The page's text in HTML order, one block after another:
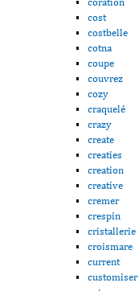
cost
costbelle
cotna
coupe
couvrez
cozy
craquelé
crazy
create
creaties
creation
creative
cremer
crespin
cristallerie
croismare
current
customiser